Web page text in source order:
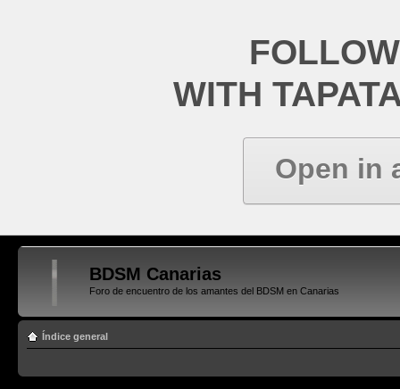
WITH
Open in
BDSM Canarias
Foro de encuentro de los amantes del BDSM en Canarias
Índice general